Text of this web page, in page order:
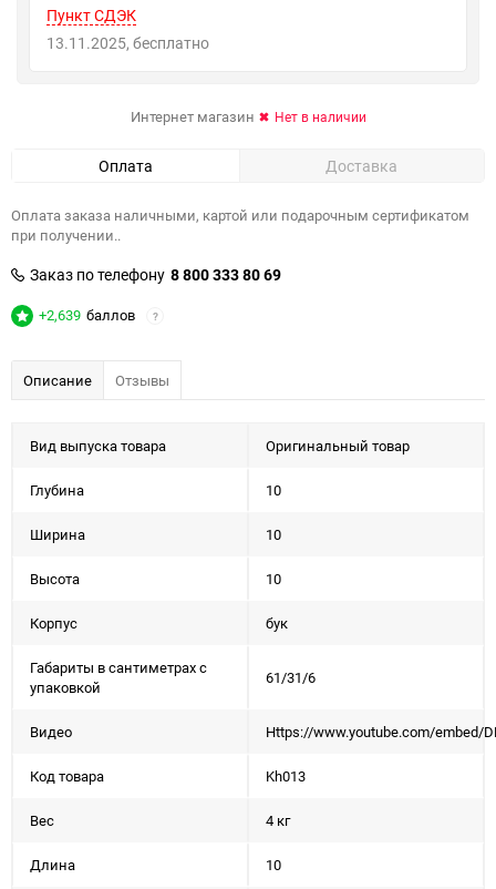
Пункт СДЭК
13.11.2025
Бесплатно
Интернет магазин Нет в наличии
Оплата Доставка
Оплата заказа наличными, картой или подарочным сертификатом
при получении..
Заказ по телефону 8 800 333 80 69
+2,639 баллов ?
Описание Отзывы
Вид выпуска товара Оригинальный товар
Глубина 10
Ширина 10
Высота 10
Корпус бук
Габариты в сантиметрах с
упаковкой
61/31/6
Видео Https://www.youtube.com/embed/
Код товара Kh013
Вес 4 кг
Длина 10